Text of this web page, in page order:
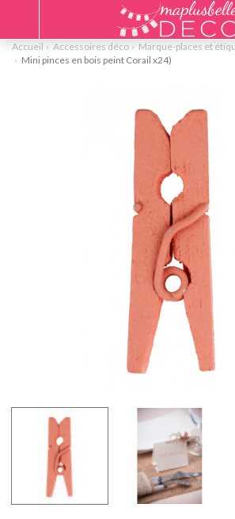
Accueil Accessoires déco
Marque-places et
Mini pinces en bois peint Corail x24)